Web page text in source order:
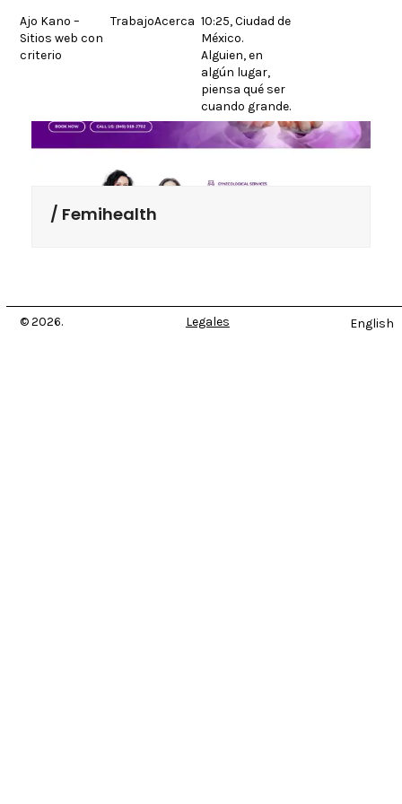
content
Ajo Kano –
Sitios web con
criterio
TrabajoAcerca 10:25, Ciudad de
México.
Alguien, en
algún lugar,
piensa qué ser
cuando grande.
Femihealth
© 2026. Legales English